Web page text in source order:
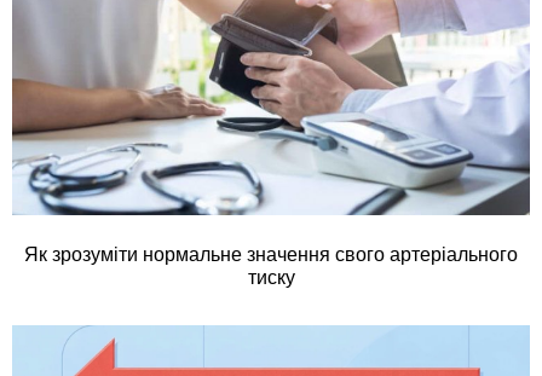
Як зрозуміти нормальне значення свого артеріального
тиску